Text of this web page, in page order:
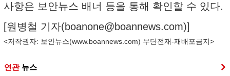
사항은 보안뉴스 배너 등을 통해 확인할 수 있다.
[원병철 기자(boanone@boannews.com)]
<저작권자: 보안뉴스(www.boannews.com) 무단전재-재배포금지>
연관 뉴스